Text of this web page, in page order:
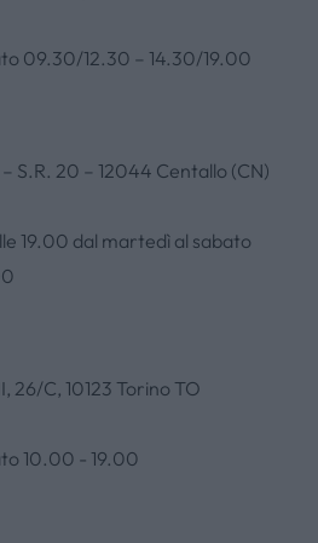
AZIENDA
09.30/12.30 – 14.30/19.00
S.R. 20 – 12044 Centallo (CN)
19.00 dal martedì al sabato
26/C, 10123 Torino TO
10.00 - 19.00